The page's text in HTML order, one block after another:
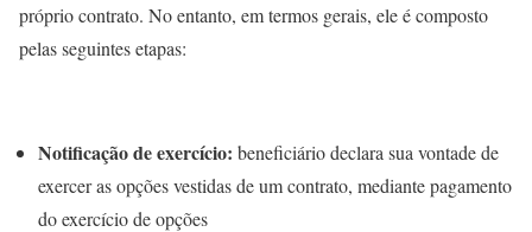
próprio contrato. No entanto, em termos gerais, ele é composto
pelas seguintes etapas:
Notificação de exercício: beneficiário declara sua vontade de
exercer as opções vestidas de um contrato, mediante pagamento
do exercício de opções